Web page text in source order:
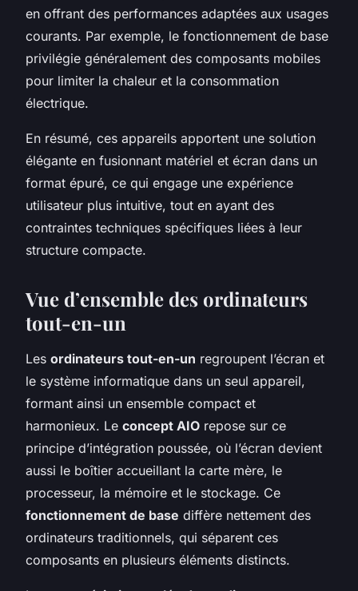
en offrant des performances adaptées aux usages
courants. Par exemple, le fonctionnement de base
privilégie généralement des composants mobiles
pour limiter la chaleur et la consommation
électrique.
En résumé, ces appareils apportent une solution
élégante en fusionnant matériel et écran dans un
format épuré, ce qui engage une expérience
utilisateur plus intuitive, tout en ayant des
contraintes techniques spécifiques liées à leur
structure compacte.
Vue d’ensemble des ordinateurs
tout-en-un
Les ordinateurs tout-en-un regroupent l’écran et
le système informatique dans un seul appareil,
formant ainsi un ensemble compact et
harmonieux. Le concept AIO repose sur ce
principe d’intégration poussée, où l’écran devient
aussi le boîtier accueillant la carte mère, le
processeur, la mémoire et le stockage. Ce
fonctionnement de base diffère nettement des
ordinateurs traditionnels, qui séparent ces
composants en plusieurs éléments distincts.